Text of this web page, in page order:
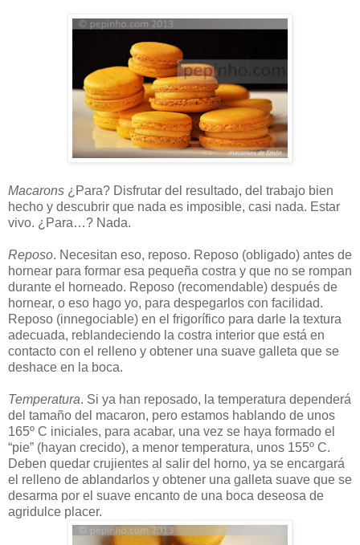
Macarons ¿Para? Disfrutar del resultado, del trabajo bien
hecho y descubrir que nada es imposible, casi nada. Estar
vivo. ¿Para…? Nada.
Reposo. Necesitan eso, reposo. Reposo (obligado) antes de
hornear para formar esa pequeña costra y que no se rompan
durante el horneado. Reposo (recomendable) después de
hornear, o eso hago yo, para despegarlos con facilidad.
Reposo (innegociable) en el frigorífico para darle la textura
adecuada, reblandeciendo la costra interior que está en
contacto con el relleno y obtener una suave galleta que se
deshace en la boca.
Temperatura. Si ya han reposado, la temperatura dependerá
del tamaño del macaron, pero estamos hablando de unos
165º C iniciales, para acabar, una vez se haya formado el
“pie” (hayan crecido), a menor temperatura, unos 155º C.
Deben quedar crujientes al salir del horno, ya se encargará
el relleno de ablandarlos y obtener una galleta suave que se
desarma por el suave encanto de una boca deseosa de
agridulce placer.